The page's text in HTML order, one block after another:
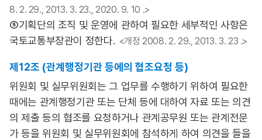
8. 2. 29., 2013. 3. 23., 2020. 9. 10 .>
⑤기획단의 조직 및 운영에 관하여 필요한 세부적인 사항은
국토교통부장관이 정한다. <개정 2008. 2. 29., 2013. 3. 23 .>
제12조 (관계행정기관 등에의 협조요청 등)
위원회 및 실무위원회는 그 업무를 수행하기 위하여 필요한
때에는 관계행정기관 또는 단체 등에 대하여 자료 또는 의견
의 제출 등의 협조를 요청하거나 관계공무원 또는 관계전문
가 등을 위원회 및 실무위원회에 참석하게 하여 의견을 들을